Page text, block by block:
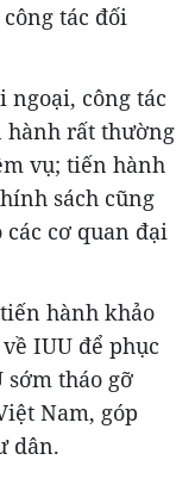
tác đối
ngoại, công tác
hành rất thường
vụ; tiến hành
sách cũng
cơ quan đại
hành khảo
IUU để phục
tháo gỡ
Nam, góp
dân.